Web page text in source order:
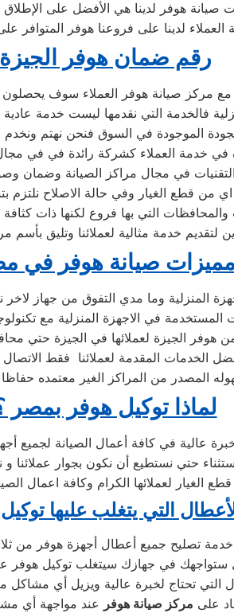
صيانة هوفر لدينا هي الأفضل على
رقم ضمان هوفر الجيزة
مركز صيانة هوفر العملاء سوف يحصلون
فالخدمة التي نقدمها ليست خدمة
الموجودة في السوق فنحن نهتم ونخدم
خدمة العملاء كشركة رائدة في في مجال
في مجال مراكز الصيانة وضمان
من قطع الغيار وفي حالة الاصلاح نلتزم
التي بها فروع لكنها ذات كثافة
لتقديم خدمة مثالية لعملائنا وتليق بأسم
مميزات صيانة هوفر في
المنزلية وما مدي التفوق من جهاز
في الاجهزة المنزلية مع
الجيزة لعملائها في الجيزة حتي
الخدمات المقدمة لعملائنا فقط
المصدر من المراكز الغير معتمده
لماذا توكيل هوفر بمصر
عالية في كافة أعمال الصيانة لجميع
حتي نستطيع أن نكون بجوار عملائنا و
الغيار لعملائها الكرام وكافة اعمال
التي يتغلب عليها
تحتاج لخبرة عالية ويزيل أي مشاكل
على مركز صيانة هوفر